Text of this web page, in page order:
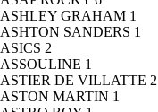
ASHLEY GRAHAM 1
ASHTON SANDERS 1
ASICS 2
ASSOULINE 1
ASTIER DE VILLATTE 2
ASTON MARTIN 1